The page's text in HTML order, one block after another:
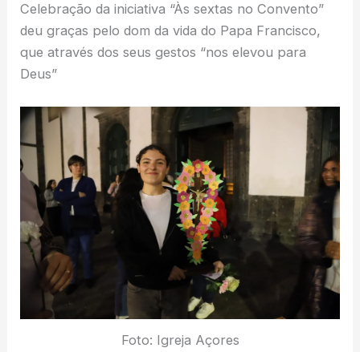
Celebração da iniciativa “Às sextas no Convento”
deu graças pelo dom da vida do Papa Francisco,
que através dos seus gestos “nos elevou para
Deus”
Foto: Igreja Açores